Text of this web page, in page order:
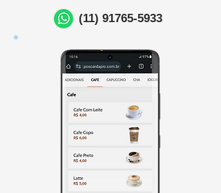
(11) 91765-5933